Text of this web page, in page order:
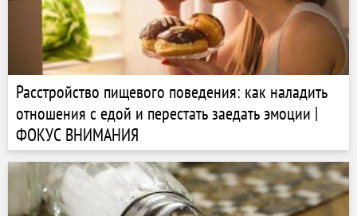
Расстройство пищевого поведения: как наладить
отношения с едой и перестать заедать эмоции |
ФОКУС ВНИМАНИЯ